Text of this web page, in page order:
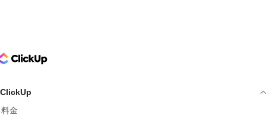
Logo
ClickUp
料金